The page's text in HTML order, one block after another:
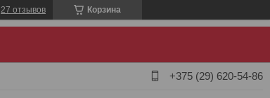
Корзина
27 отзывов
+375 (29) 620-54-86